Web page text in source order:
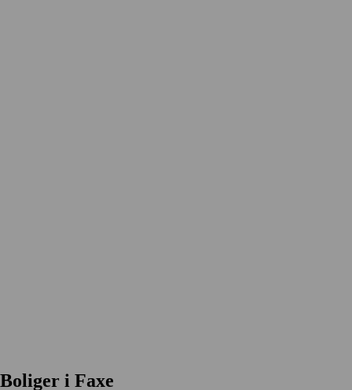
Boliger i Faxe